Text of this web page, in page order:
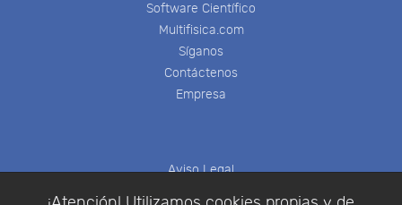
Software Científico
Multifisica.com
Síganos
Contáctenos
Empresa
Aviso Legal